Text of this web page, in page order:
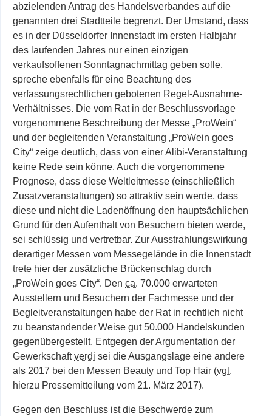
abzielenden Antrag des Handelsverbandes auf die
genannten drei Stadtteile begrenzt. Der Umstand, dass
es in der Düsseldorfer Innenstadt im ersten Halbjahr
des laufenden Jahres nur einen einzigen
verkaufsoffenen Sonntagnachmittag geben solle,
spreche ebenfalls für eine Beachtung des
verfassungsrechtlichen gebotenen Regel-Ausnahme-
Verhältnisses. Die vom Rat in der Beschlussvorlage
vorgenommene Beschreibung der Messe „ProWein“
und der begleitenden Veranstaltung „ProWein goes
City“ zeige deutlich, dass von einer Alibi-Veranstaltung
keine Rede sein könne. Auch die vorgenommene
Prognose, dass diese Weltleitmesse (einschließlich
Zusatzveranstaltungen) so attraktiv sein werde, dass
diese und nicht die Ladenöffnung den hauptsächlichen
Grund für den Aufenthalt von Besuchern bieten werde,
sei schlüssig und vertretbar. Zur Ausstrahlungswirkung
derartiger Messen vom Messegelände in die Innenstadt
trete hier der zusätzliche Brückenschlag durch
„ProWein goes City“. Den ca. 70.000 erwarteten
Ausstellern und Besuchern der Fachmesse und der
Begleitveranstaltungen habe der Rat in rechtlich nicht
zu beanstandender Weise gut 50.000 Handelskunden
gegenübergestellt. Entgegen der Argumentation der
Gewerkschaftverdi sei die Ausgangslage eine andere
als 2017 bei den Messen Beauty und Top Hair (vgl.
hierzu Pressemitteilung vom 21. März 2017).
Gegen den Beschluss ist die Beschwerde zum